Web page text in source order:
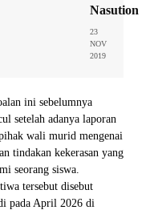
Nasution
23
NOV
2019
ini sebelumnya
setelah adanya laporan
wali murid mengenai
tindakan kekerasan yang
seorang siswa.
tersebut disebut
pada April 2026 di